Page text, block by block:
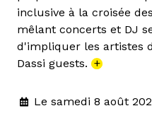
inclusive à la croisée
mêlant concerts et DJ
d'impliquer les artistes
Dassi guests. +
Le samedi 8 août